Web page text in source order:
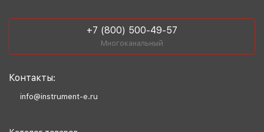
+7 (800) 500-49-57
Многоканальный
Контакты:
info@instrument-e.ru